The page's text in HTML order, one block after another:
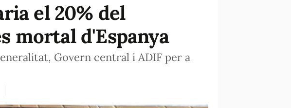
el 20% del
mortal d'Espanya
Govern central i ADIF per a